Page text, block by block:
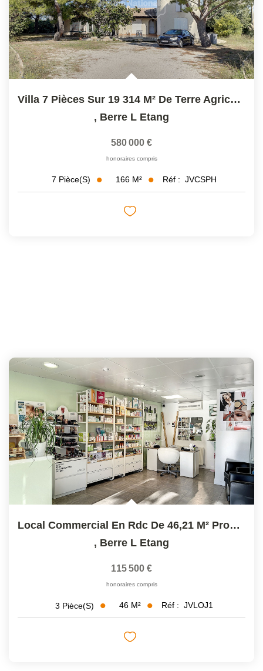
Villa 7 Pièces Sur 19 314 M² De Terre Agricole, Berre...
, Berre L Etang
580 000 €
honoraires compris
7 Pièce(s) 166 M² Réf : JVCSPH
Local Commercial En Rdc De 46,21 M² Proche Centre Ville...
, Berre L Etang
115 500 €
honoraires compris
3 Pièce(s) 46 M² Réf : JVLOJ1